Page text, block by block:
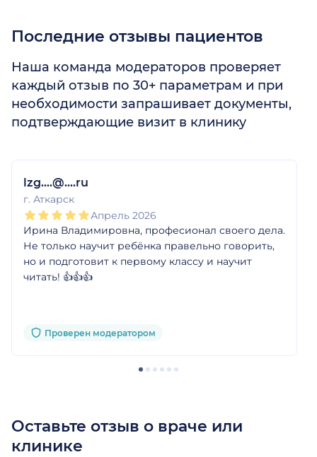
Последние отзывы пациентов
Наша команда модераторов проверяет
каждый отзыв по 30+ параметрам и при
необходимости запрашивает документы,
подтверждающие визит в клинику
lzg....@....ru
г. Аткарск
Апрель 2026
Ирина Владимировна, професионал своего дела.
Не только научит ребёнка правельно говорить,
но и подготовит к первому классу и научит
читать! 👍👍👍
Проверен модератором
Оставьте отзыв о враче или
клинике